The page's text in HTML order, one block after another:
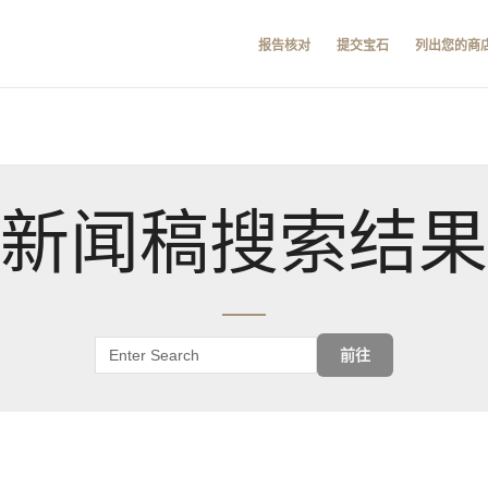
报告核对 提交宝石 列出您的商
新闻稿搜索结果
前往